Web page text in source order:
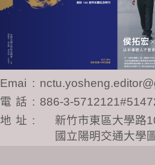
Email :
電話 : 886-3-
地址 :
新竹市東區大學路
國立陽明交通大學